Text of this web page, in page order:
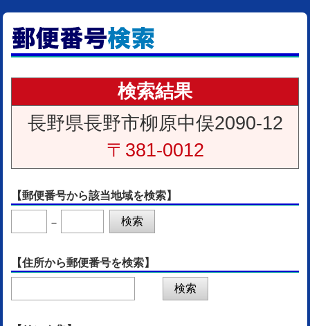
検索結果
長野県長野市柳原中俣2090-12
〒381-0012
【郵便番号から該当地域を検索】
－
【住所から郵便番号を検索】